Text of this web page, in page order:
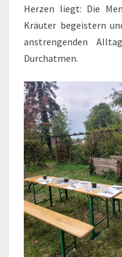
Herzen liegt: Die
Kräuter begeistern
anstrengenden
Durchatmen.